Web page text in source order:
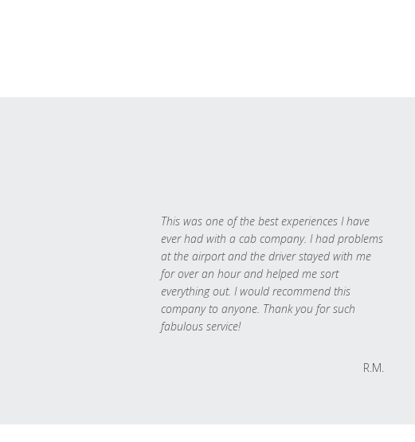
This was one of the best experiences I have
ever had with a cab company. I had problems
at the airport and the driver stayed with me
for over an hour and helped me sort
everything out. I would recommend this
company to anyone. Thank you for such
fabulous service!
R.M.